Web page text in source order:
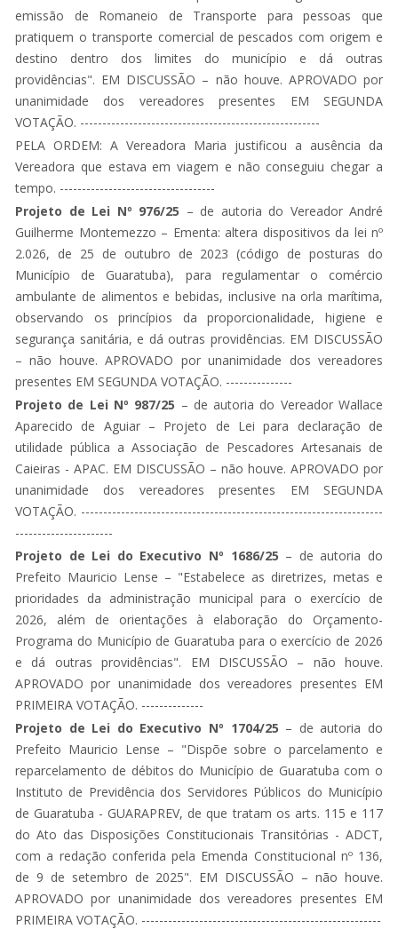
emissão de Romaneio de Transporte para pessoas que
pratiquem o transporte comercial de pescados com origem e
destino dentro dos limites do município e dá outras
providências". EM DISCUSSÃO – não houve. APROVADO por
unanimidade dos vereadores presentes EM SEGUNDA
VOTAÇÃO. ------------------------------------------------------
PELA ORDEM: A Vereadora Maria justificou a ausência da
Vereadora que estava em viagem e não conseguiu chegar a
tempo. -----------------------------------
Projeto de Lei Nº 976/25 – de autoria do Vereador André
Guilherme Montemezzo – Ementa: altera dispositivos da lei nº
2.026, de 25 de outubro de 2023 (código de posturas do
Município de Guaratuba), para regulamentar o comércio
ambulante de alimentos e bebidas, inclusive na orla marítima,
observando os princípios da proporcionalidade, higiene e
segurança sanitária, e dá outras providências. EM DISCUSSÃO
– não houve. APROVADO por unanimidade dos vereadores
presentes EM SEGUNDA VOTAÇÃO. ---------------
Projeto de Lei Nº 987/25 – de autoria do Vereador Wallace
Aparecido de Aguiar – Projeto de Lei para declaração de
utilidade pública a Associação de Pescadores Artesanais de
Caieiras - APAC. EM DISCUSSÃO – não houve. APROVADO por
unanimidade dos vereadores presentes EM SEGUNDA
VOTAÇÃO. --------------------------------------------------------------------
----------------------
Projeto de Lei do Executivo Nº 1686/25 – de autoria do
Prefeito Mauricio Lense – "Estabelece as diretrizes, metas e
prioridades da administração municipal para o exercício de
2026, além de orientações à elaboração do Orçamento-
Programa do Município de Guaratuba para o exercício de 2026
e dá outras providências". EM DISCUSSÃO – não houve.
APROVADO por unanimidade dos vereadores presentes EM
PRIMEIRA VOTAÇÃO. --------------
Projeto de Lei do Executivo Nº 1704/25 – de autoria do
Prefeito Mauricio Lense – "Dispõe sobre o parcelamento e
reparcelamento de débitos do Município de Guaratuba com o
Instituto de Previdência dos Servidores Públicos do Município
de Guaratuba - GUARAPREV, de que tratam os arts. 115 e 117
do Ato das Disposições Constitucionais Transitórias - ADCT,
com a redação conferida pela Emenda Constitucional nº 136,
de 9 de setembro de 2025". EM DISCUSSÃO – não houve.
APROVADO por unanimidade dos vereadores presentes EM
PRIMEIRA VOTAÇÃO. ------------------------------------------------------